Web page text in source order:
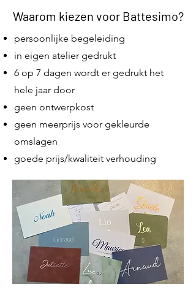
Waarom kiezen voor Battesimo?
persoonlijke begeleiding
in eigen atelier gedrukt
6 op 7 dagen wordt er gedrukt het
hele jaar door
geen ontwerpkost
geen meerprijs voor gekleurde
omslagen
goede prijs/kwaliteit verhouding